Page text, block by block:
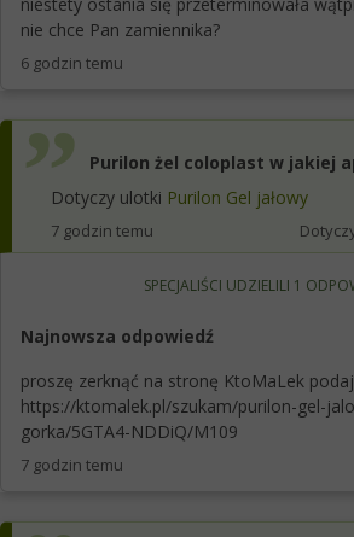
nie chce Pan zamiennika?
6 godzin temu
Purilon żel coloplast w jakiej
Dotyczy ulotki Purilon Gel jałowy
7 godzin temu
SPECJALIŚCI UDZIELILI 1
Najnowsza odpowiedź
proszę zerknąć na stronę KtoMaLek
https://ktomalek.pl/szukam/purilon-gel-
gorka/5GTA4-NDDiQ/M109
7 godzin temu